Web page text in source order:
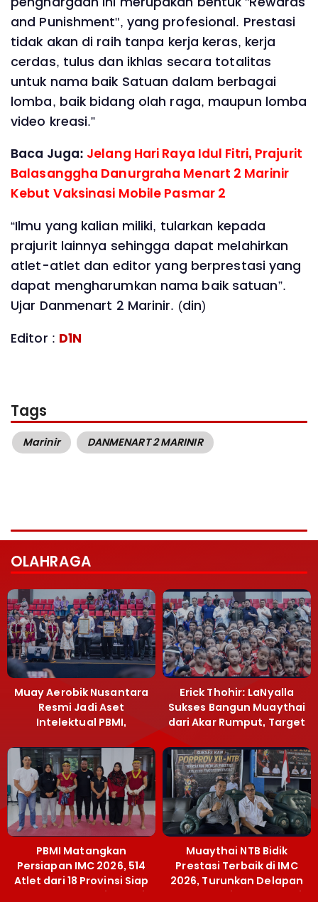
and Punishment", yang profesional. Prestasi
tidak akan di raih tanpa kerja keras, kerja
cerdas, tulus dan ikhlas secara totalitas
untuk nama baik Satuan dalam berbagai
lomba, baik bidang olah raga, maupun lomba
video kreasi.”
Baca Juga: Jelang Hari Raya Idul Fitri, Prajurit
Balasanggha Danurgraha Menart 2 Marinir
Kebut Vaksinasi Mobile Pasmar 2
“Ilmu yang kalian miliki, tularkan kepada
prajurit lainnya sehingga dapat melahirkan
atlet-atlet dan editor yang berprestasi yang
dapat mengharumkan nama baik satuan”.
Ujar Danmenart 2 Marinir. (din)
Editor : D1N
Tags
Marinir DANMENART 2 MARINIR
OLAHRAGA
Muay Aerobik Nusantara
Resmi Jadi Aset
Intelektual PBMI,
Terobosan Bangun
Grassroots
Erick Thohir: LaNyalla
Sukses Bangun Muaythai
dari Akar Rumput, Target
PBMI Matangkan
Persiapan IMC 2026, 514
Atlet dari 18 Provinsi Siap
Berlaga Besok di Bekasi
Muaythai NTB Bidik
Prestasi Terbaik di IMC
2026, Turunkan Delapan
Atlet ke Kejurnas Bekasi